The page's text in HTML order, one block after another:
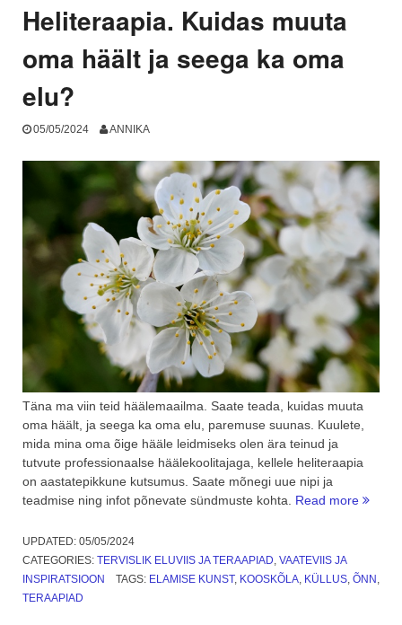
Heliteraapia. Kuidas muuta
oma häält ja seega ka oma
elu?
05/05/2024 ANNIKA
Täna ma viin teid häälemaailma. Saate teada, kuidas muuta
oma häält, ja seega ka oma elu, paremuse suunas. Kuulete,
mida mina oma õige hääle leidmiseks olen ära teinud ja
tutvute professionaalse häälekoolitajaga, kellele heliteraapia
on aastatepikkune kutsumus. Saate mõnegi uue nipi ja
teadmise ning infot põnevate sündmuste kohta. Read more
häält
UPDATED: 05/05/2024
CATEGORIES: TERVISLIK ELUVIIS JA TERAAPIAD, VAATEVIIS JA
INSPIRATSIOON
TAGS: ELAMISE KUNST, KOOSKÕLA, KÜLLUS, ÕNN ,
TERAAPIAD